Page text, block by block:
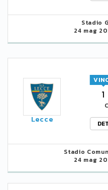
Stadio
24 mag
Lecce
1
Stadio
24 mag